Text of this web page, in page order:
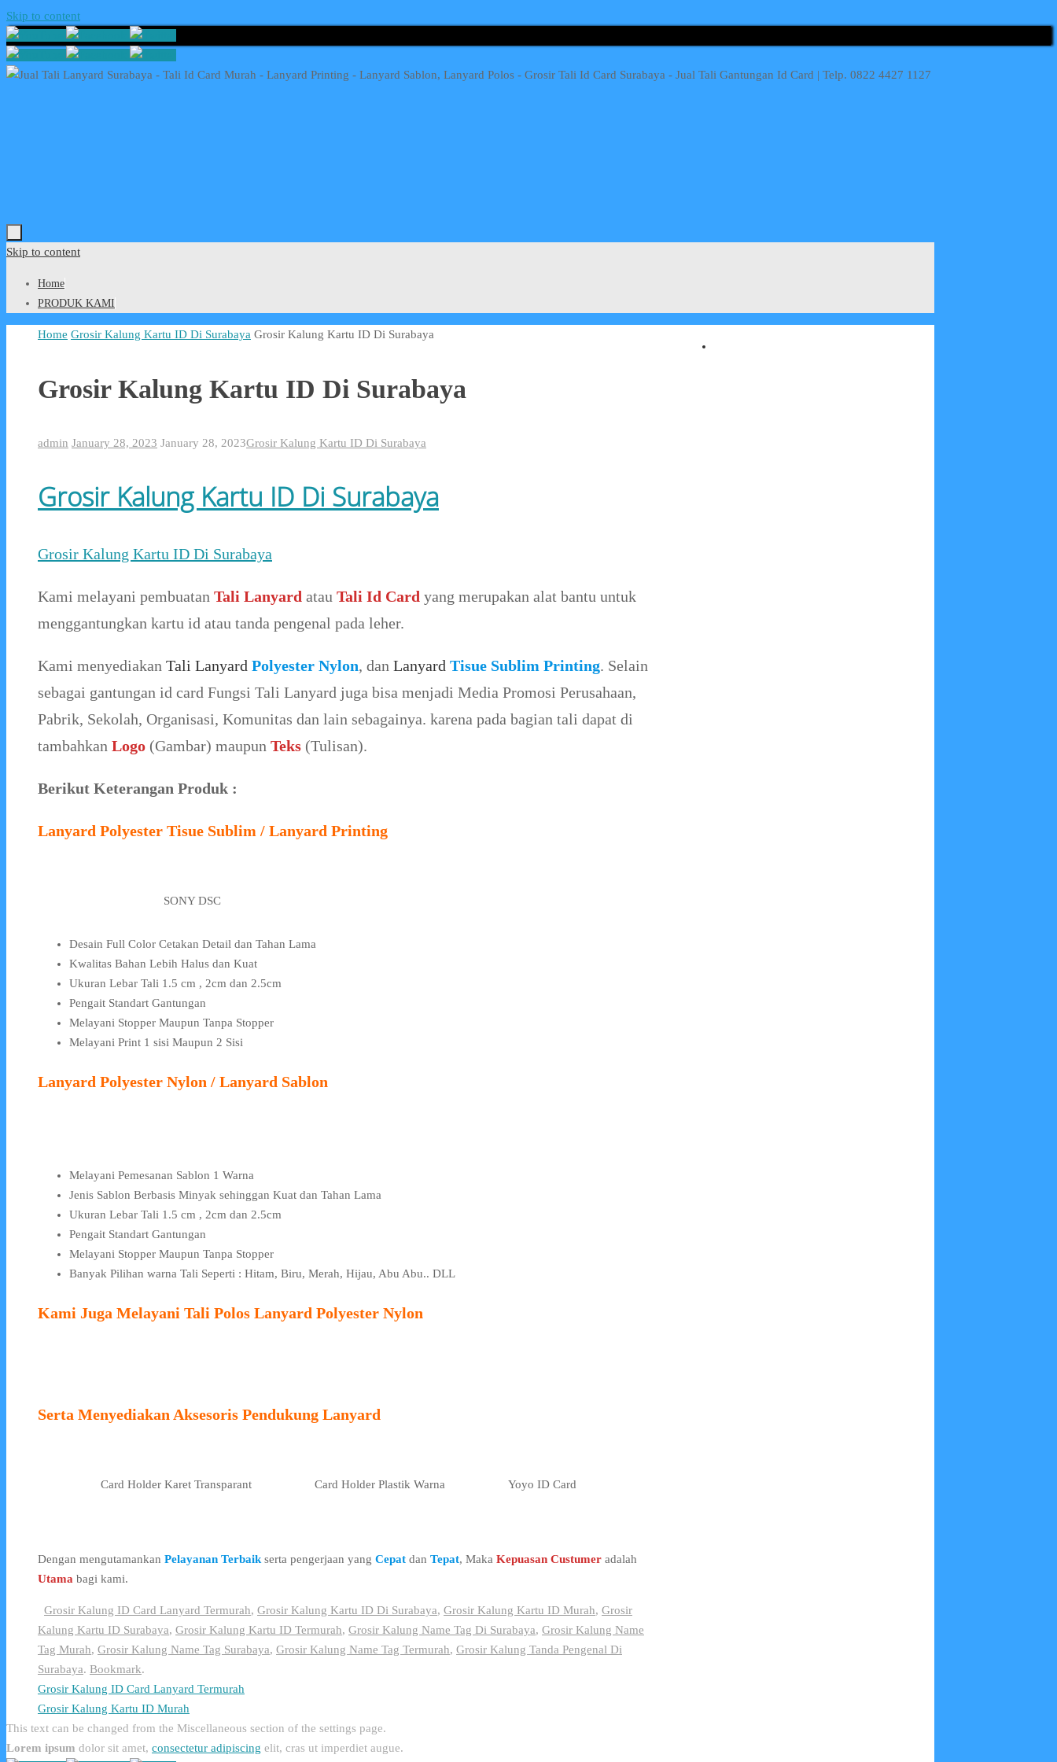
Skip to content
Skip to content
Home
PRODUK KAMI
Home Grosir Kalung Kartu ID Di Surabaya Grosir Kalung Kartu ID Di Surabaya
Grosir Kalung Kartu ID Di Surabaya
admin January 28, 2023 January 28, 2023Grosir Kalung Kartu ID Di Surabaya
Grosir Kalung Kartu ID Di Surabaya
Grosir Kalung Kartu ID Di Surabaya
Kami melayani pembuatan Tali Lanyard atau Tali Id Card yang merupakan alat bantu untuk
menggantungkan kartu id atau tanda pengenal pada leher.
Kami menyediakan Tali Lanyard Polyester Nylon, dan Lanyard Tisue Sublim Printing. Selain
sebagai gantungan id card Fungsi Tali Lanyard juga bisa menjadi Media Promosi Perusahaan,
Pabrik, Sekolah, Organisasi, Komunitas dan lain sebagainya. karena pada bagian tali dapat di
tambahkan Logo (Gambar) maupun Teks (Tulisan).
Berikut Keterangan Produk :
Lanyard Polyester Tisue Sublim / Lanyard Printing
SONY DSC
Desain Full Color Cetakan Detail dan Tahan Lama
Kwalitas Bahan Lebih Halus dan Kuat
Ukuran Lebar Tali 1.5 cm , 2cm dan 2.5cm
Pengait Standart Gantungan
Melayani Stopper Maupun Tanpa Stopper
Melayani Print 1 sisi Maupun 2 Sisi
Lanyard Polyester Nylon / Lanyard Sablon
Melayani Pemesanan Sablon 1 Warna
Jenis Sablon Berbasis Minyak sehinggan Kuat dan Tahan Lama
Ukuran Lebar Tali 1.5 cm , 2cm dan 2.5cm
Pengait Standart Gantungan
Melayani Stopper Maupun Tanpa Stopper
Banyak Pilihan warna Tali Seperti : Hitam, Biru, Merah, Hijau, Abu Abu.. DLL
Kami Juga Melayani Tali Polos Lanyard Polyester Nylon
Serta Menyediakan Aksesoris Pendukung Lanyard
Card Holder Karet Transparant Card Holder Plastik Warna Yoyo ID Card
Dengan mengutamankan Pelayanan Terbaikserta pengerjaan yang Cepat dan Tepat, Maka Kepuasan Custumer adalah
Utama bagi kami.
Grosir Kalung ID Card Lanyard Termurah, Grosir Kalung Kartu ID Di Surabaya, Grosir Kalung Kartu ID Murah, Grosir
Kalung Kartu ID Surabaya, Grosir Kalung Kartu ID Termurah, Grosir Kalung Name Tag Di Surabaya, Grosir Kalung Name
Tag Murah, Grosir Kalung Name Tag Surabaya, Grosir Kalung Name Tag Termurah, Grosir Kalung Tanda Pengenal Di
Surabaya. Bookmark.
Grosir Kalung ID Card Lanyard Termurah
Grosir Kalung Kartu ID Murah
This text can be changed from the Miscellaneous section of the settings page.
Lorem ipsum dolor sit amet, consectetur adipiscing elit, cras ut imperdiet augue.